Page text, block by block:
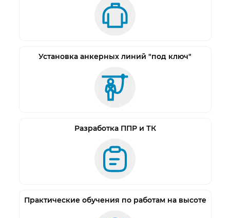
Установка анкерных линий "под ключ"
Разработка ППР и ТК
Практические обучения по работам на высоте